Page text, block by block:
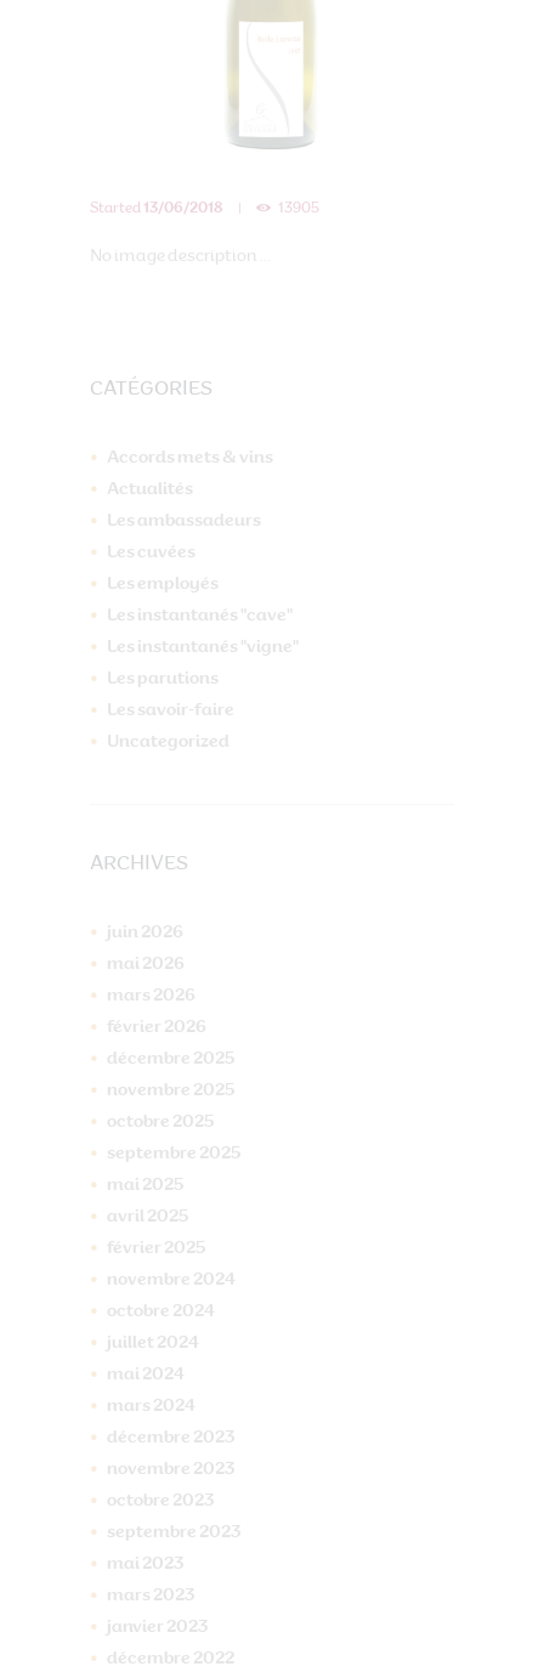
Started 13/06/2018 13905
No image description ...
CATÉGORIES
Accords mets & vins
Actualités
Les ambassadeurs
Les cuvées
Les employés
Les instantanés "cave"
Les instantanés "vigne"
Les parutions
Les savoir-faire
Uncategorized
ARCHIVES
juin 2026
mai 2026
mars 2026
février 2026
décembre 2025
novembre 2025
octobre 2025
septembre 2025
mai 2025
avril 2025
février 2025
novembre 2024
octobre 2024
juillet 2024
mai 2024
mars 2024
décembre 2023
novembre 2023
octobre 2023
septembre 2023
mai 2023
mars 2023
janvier 2023
décembre 2022